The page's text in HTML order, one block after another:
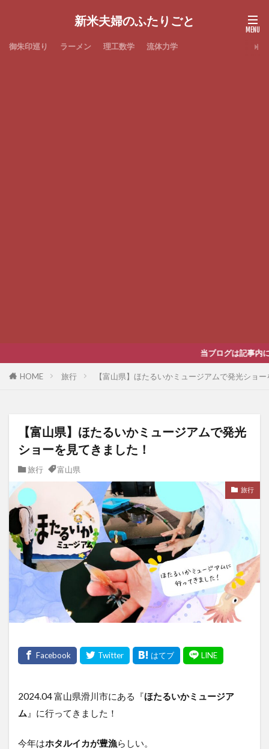
新米夫婦のふたりごと
御朱印巡り ラーメン 理工数学 流体力学
当ブログは記事内にプロモーションを含みます。
HOME 旅行 【富山県】ほたるいかミュージアムで発光ショ
【富山県】ほたるいかミュージアムで発光
ショーを見てきました！
旅行 富山県
旅行
2024.04 富山県滑川市にある『ほたるいかミュージア
ム 』に行ってきました！
今年はホタルイカが豊漁らしい。